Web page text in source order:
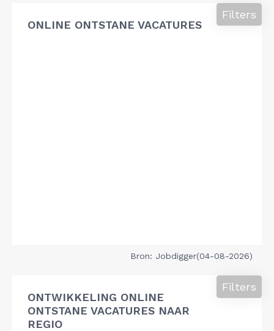
ONLINE ONTSTANE VACATURES
Filters
Bron: Jobdigger(04-08-2026)
ONTWIKKELING ONLINE
ONTSTANE VACATURES NAAR
REGIO
Filters